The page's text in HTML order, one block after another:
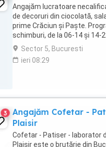
Angajăm lucratoare
de decoruri din ciocolată,
prime Crăciun și Paște.
schimburi, de la 06-14 și 14-
Sector 5, Bucuresti
ieri 08:29
3
Angajăm Cofetar -
Plaisir
Cofetar - Patiser - laborator
Plaisir este o brutărie din